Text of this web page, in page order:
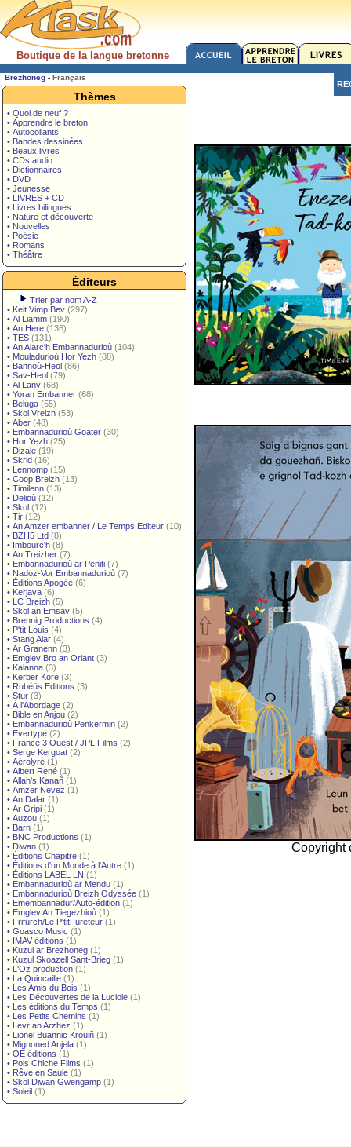
Boutique de la langue bretonne
Brezhoneg - Français
Thèmes
• Quoi de neuf ?
• Apprendre le breton
• Autocollants
• Bandes dessinées
• Beaux livres
• CDs audio
• Dictionnaires
• DVD
• Jeunesse
• LIVRES + CD
• Livres bilingues
• Nature et découverte
• Nouvelles
• Poésie
• Romans
• Théâtre
Éditeurs
Trier par nom A-Z
• Keit Vimp Bev (297)
• Al Liamm (190)
• An Here (136)
• TES (131)
• An Alarc'h Embannadurioù (104)
• Mouladurioù Hor Yezh (88)
• Bannoù-Heol (86)
• Sav-Heol (79)
• Al Lanv (68)
• Yoran Embanner (68)
• Beluga (55)
• Skol Vreizh (53)
• Aber (48)
• Embannadurioù Goater (30)
• Hor Yezh (25)
• Dizale (19)
• Skrid (16)
• Lennomp (15)
• Coop Breizh (13)
• Timilenn (13)
• Delioù (12)
• Skol (12)
• Tir (12)
• An Amzer embanner / Le Temps Editeur (10)
• BZH5 Ltd (8)
• Imbourc'h (8)
• An Treizher (7)
• Embannadurioù ar Peniti (7)
• Nadoz-Vor Embannadurioù (7)
• Éditions Apogée (6)
• Kerjava (6)
• LC Breizh (5)
• Skol an Emsav (5)
• Brennig Productions (4)
• P'tit Louis (4)
• Stang Alar (4)
• Ar Granenn (3)
• Emglev Bro an Oriant (3)
• Kalanna (3)
• Kerber Kore (3)
• Rubéüs Editions (3)
• Stur (3)
• À l'Abordage (2)
• Bible en Anjou (2)
• Embannadurioù Penkermin (2)
• Evertype (2)
• France 3 Ouest / JPL Films (2)
• Serge Kergoat (2)
• Aérolyre (1)
• Albert René (1)
• Allah's Kanañ (1)
• Amzer Nevez (1)
• An Dalar (1)
• Ar Gripi (1)
• Auzou (1)
• Barn (1)
• BNC Productions (1)
• Diwan (1)
• Éditions Chapitre (1)
• Éditions d'un Monde à l'Autre (1)
• Éditions LABEL LN (1)
• Embannadurioù ar Mendu (1)
• Embannadurioù Breizh Odyssée (1)
• Emembannadur/Auto-édition (1)
• Emglev An Tiegezhioù (1)
• Frifurch/Le P'titFureteur (1)
• Goasco Music (1)
• IMAV éditions (1)
• Kuzul ar Brezhoneg (1)
• Kuzul Skoazell Sant-Brieg (1)
• L'Oz production (1)
• La Quincaille (1)
• Les Amis du Bois (1)
• Les Découvertes de la Luciole (1)
• Les éditions du Temps (1)
• Les Petits Chemins (1)
• Levr an Arzhez (1)
• Lionel Buannic Krouiñ (1)
• Mignoned Anjela (1)
• OE éditions (1)
• Pois Chiche Films (1)
• Rêve en Saule (1)
• Skol Diwan Gwengamp (1)
• Soleil (1)
Copyright